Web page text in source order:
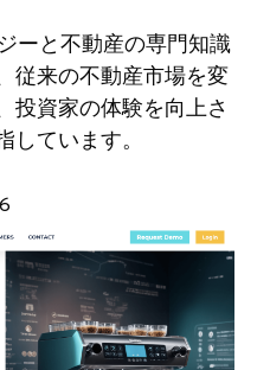
ーと不動産の専​​門知識
従来の不動産市場を変
投資家の体験を向上さ
ています。
6